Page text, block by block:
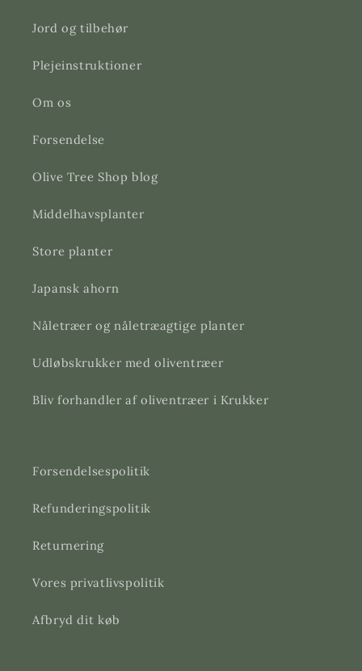
Jord og tilbehør
Plejeinstruktioner
Om os
Forsendelse
Olive Tree Shop blog
Middelhavsplanter
Store planter
Japansk ahorn
Nåletræer og nåletræagtige planter
Udløbskrukker med oliventræer
Bliv forhandler af oliventræer i Krukker
Forsendelsespolitik
Refunderingspolitik
Returnering
Vores privatlivspolitik
Afbryd dit køb